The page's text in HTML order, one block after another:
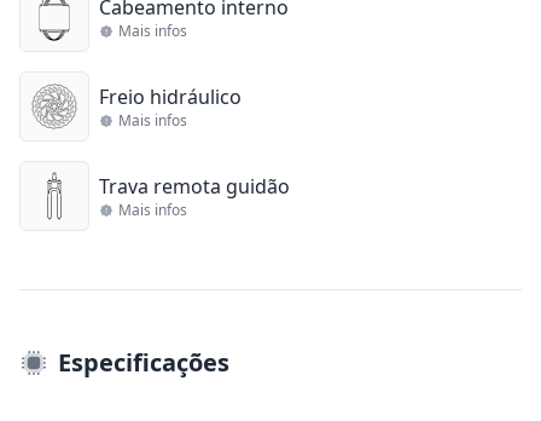
Cabeamento interno
Mais infos
Freio hidráulico
Mais infos
Trava remota guidão
Mais infos
Especificações